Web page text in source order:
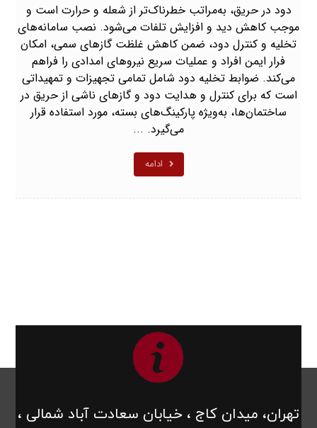
دود در حریق، به‌مراتب خطرناک‌تر از شعله و حرارت است و
موجب کاهش دید و افزایش تلفات می‌شود. نصب سامانه‌های
تخلیه و کنترل دود، ضمن کاهش غلظت گازهای سمی، امکان
فرار ایمن افراد و عملیات سریع نیروهای امدادی را فراهم
می‌کند. ضوابط تخلیه دود شامل تمامی تجهیزات و تمهیداتی
است که برای کنترل و هدایت دود و گازهای ناشی از حریق در
ساختمان‌ها، به‌ویژه پارکینگ‌های بسته، مورد استفاده قرار
می‌گیرد. ...
ادامه
تهران، میدان کاج ، خیابان سعادت آباد شمالی ،